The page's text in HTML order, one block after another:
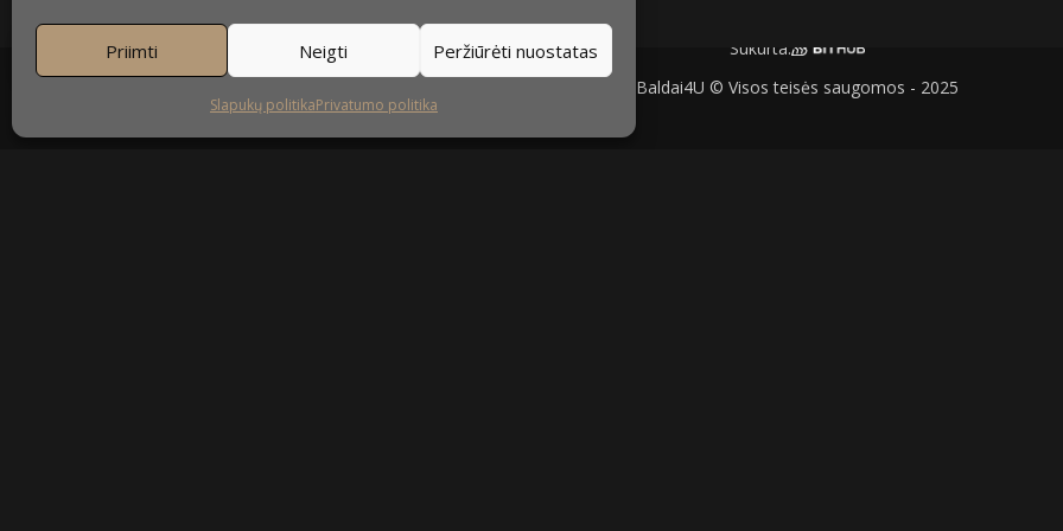
Priimti Neigti Peržiūrėti nuostatas
Slapukų politikaPrivatumo politika
Sukurta:
Baldai4U © Visos teisės saugomos - 2025